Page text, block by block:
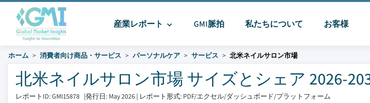
産業レポート GMI脈拍 私たちについて お客様
ホーム 消費者向け商品・サービス パーソナルケア サービス 北米ネイルサロン市場
北米ネイルサロン市場 サイズとシェア 2026-
レポートID: GMI15878 |発行日: May 2026 | レポート形式: PDF/エクセル/ダッシュボード/プラットフォーム